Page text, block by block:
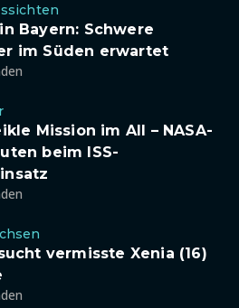
Bayern: Schwere
im Süden erwartet
Mission im All – NASA-
beim ISS-
vermisste Xenia (16)